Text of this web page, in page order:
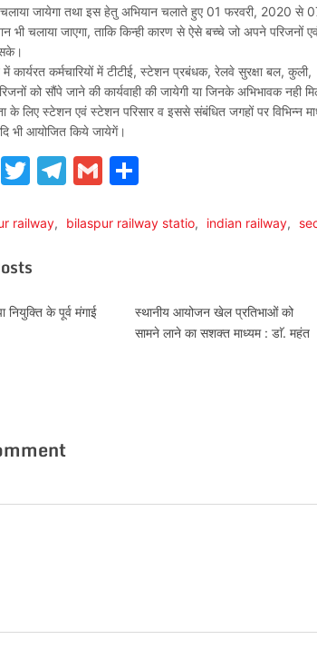
जायेगा तथा इस हेतु अभियान चलाते हुए 01 फरवरी, 2020 से
भी चलाया जाएगा, ताकि किन्ही कारण से ऐसे बच्चे जो अपने परिजनों
कार्यरत कर्मचारियों में टीटीई, स्टेशन प्रबंधक, रेलवे सुरक्षा बल,
को सौंपे जाने की कार्यवाही की जायेगी या जिनके अभिभावक नही
के लिए स्टेशन एवं स्टेशन परिसार व इससे संबंधित जगहों पर विभिन्न
भी आयोजित किये जायेगें।
WhatsApp
Twitter
Telegram
Gmail
railway, bilaspur railway statio, indian railway,
के पूर्व मंगाई
स्थानीय आयोजन खेल प्रतिभाओं को
सामने लाने का सशक्त माध्यम : डाॅ. महंत